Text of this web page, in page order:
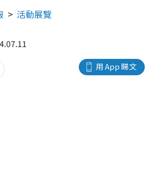
活動展覽
用 App 睇文